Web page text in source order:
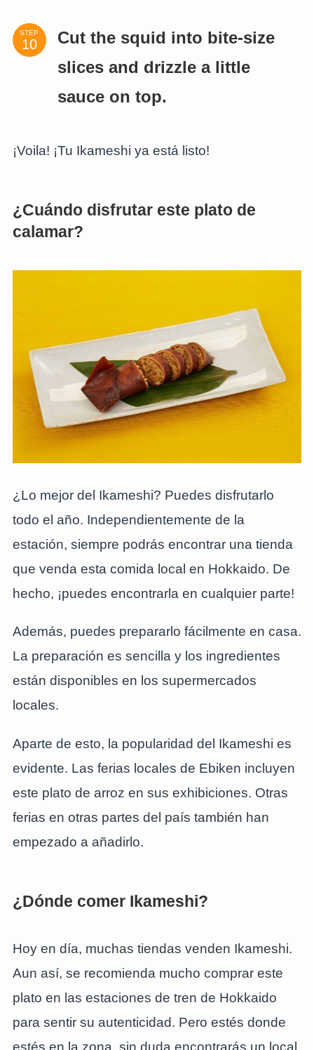
STEP
Cut the squid into bite-size
slices and drizzle a little
sauce on top.
¡Voila! ¡Tu Ikameshi ya está listo!
¿Cuándo disfrutar este plato de
calamar?
¿Lo mejor del Ikameshi? Puedes disfrutarlo
todo el año. Independientemente de la
estación, siempre podrás encontrar una tienda
que venda esta comida local en Hokkaido. De
hecho, ¡puedes encontrarla en cualquier parte!
Además, puedes prepararlo fácilmente en casa.
La preparación es sencilla y los ingredientes
están disponibles en los supermercados
locales.
Aparte de esto, la popularidad del Ikameshi es
evidente. Las ferias locales de Ebiken incluyen
este plato de arroz en sus exhibiciones. Otras
ferias en otras partes del país también han
empezado a añadirlo.
¿Dónde comer Ikameshi?
Hoy en día, muchas tiendas venden Ikameshi.
Aun así, se recomienda mucho comprar este
plato en las estaciones de tren de Hokkaido
para sentir su autenticidad. Pero estés donde
estés en la zona, sin duda encontrarás un local